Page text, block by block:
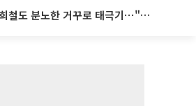
서경덕 교수, 김희철도 분노한 거꾸로 태극기⋯"엉터리는 아냐, 아쉬울 뿐"